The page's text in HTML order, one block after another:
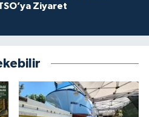
Ziyaret